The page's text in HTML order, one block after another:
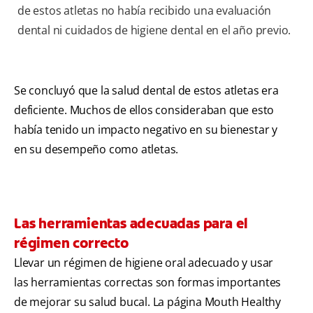
de estos atletas no había recibido una evaluación
dental ni cuidados de higiene dental en el año previo.
Se concluyó que la salud dental de estos atletas era
deficiente. Muchos de ellos consideraban que esto
había tenido un impacto negativo en su bienestar y
en su desempeño como atletas.
Las herramientas adecuadas para el
régimen correcto
Llevar un régimen de higiene oral adecuado y usar
las herramientas correctas son formas importantes
de mejorar su salud bucal. La página Mouth Healthy